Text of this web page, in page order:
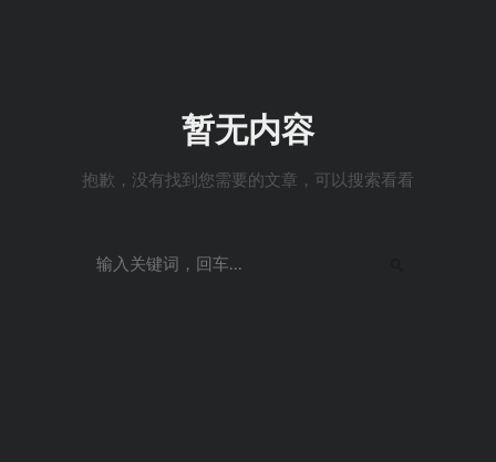
暂无内容
抱歉，没有找到您需要的文章，可以搜索看看